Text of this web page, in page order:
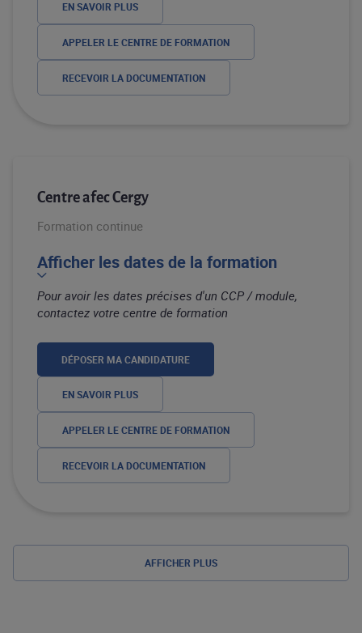
EN SAVOIR PLUS
APPELER LE CENTRE DE FORMATION
RECEVOIR LA DOCUMENTATION
Centre afec Cergy
Formation continue
Afficher les dates de la formation
Pour avoir les dates précises d'un CCP / module,
contactez votre centre de formation
DÉPOSER MA CANDIDATURE
EN SAVOIR PLUS
APPELER LE CENTRE DE FORMATION
RECEVOIR LA DOCUMENTATION
AFFICHER PLUS